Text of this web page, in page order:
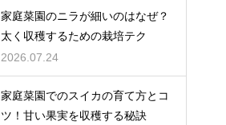
家庭菜園のニラが細いのはなぜ？
太く収穫するための栽培テク
2026.07.24
家庭菜園でのスイカの育て方とコ
ツ！甘い果実を収穫する秘訣